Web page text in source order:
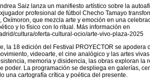
Saiz lanza un manifiesto artístico sobre la
profesional de fútbol Checho Tamayo
Oxímoron, que mezcla arte y emoción en una
y lo físico con lo ritual. Más información en
cultura/oferta-cultural-ocio/arte-vivo-plaza-2025
la 18 edición del Festival PROYECTOR se
videoarte, el cine analógico y las artes
memoria y disidencia, las obras exploran la
poder. La programación se despliega en galerías,
una cartografía crítica y poética del presente.